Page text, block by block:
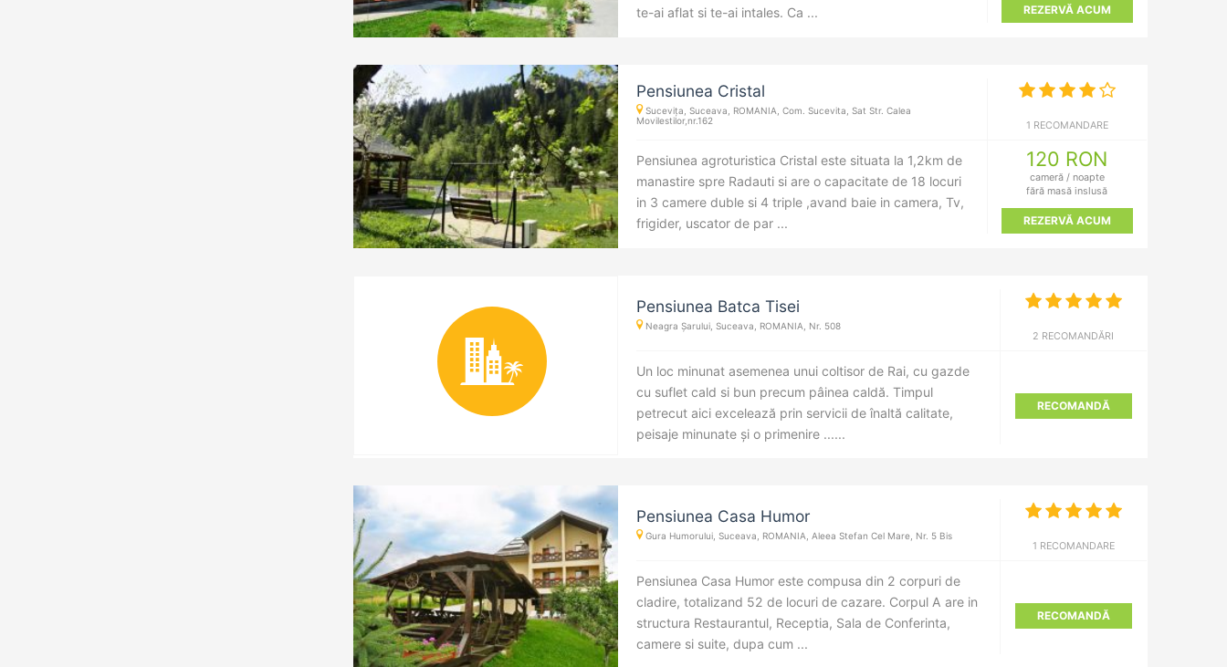
te-ai aflat si te-ai intales. Ca ...
REZERVĂ ACUM
Pensiunea Cristal
Sucevița, Suceava, ROMANIA, Com. Sucevita, Sat Str. Calea
Movilestilor,nr.162
1 RECOMANDARE
Pensiunea agroturistica Cristal este situata la 1,2km de
manastire spre Radauti si are o capacitate de 18 locuri
in 3 camere duble si 4 triple ,avand baie in camera, Tv,
frigider, uscator de par ...
120 RON
cameră / noapte
fără masă inslusă
REZERVĂ ACUM
Pensiunea Batca Tisei
Neagra Șarului, Suceava, ROMANIA, Nr. 508
2 RECOMANDĂRI
Un loc minunat asemenea unui coltisor de Rai, cu gazde
cu suflet cald si bun precum pâinea caldă. Timpul
petrecut aici excelează prin servicii de înaltă calitate,
peisaje minunate și o primenire ......
RECOMANDĂ
Pensiunea Casa Humor
Gura Humorului, Suceava, ROMANIA, Aleea Stefan Cel Mare, Nr. 5 Bis
1 RECOMANDARE
Pensiunea Casa Humor este compusa din 2 corpuri de
cladire, totalizand 52 de locuri de cazare. Corpul A are in
structura Restaurantul, Receptia, Sala de Conferinta,
camere si suite, dupa cum ...
RECOMANDĂ